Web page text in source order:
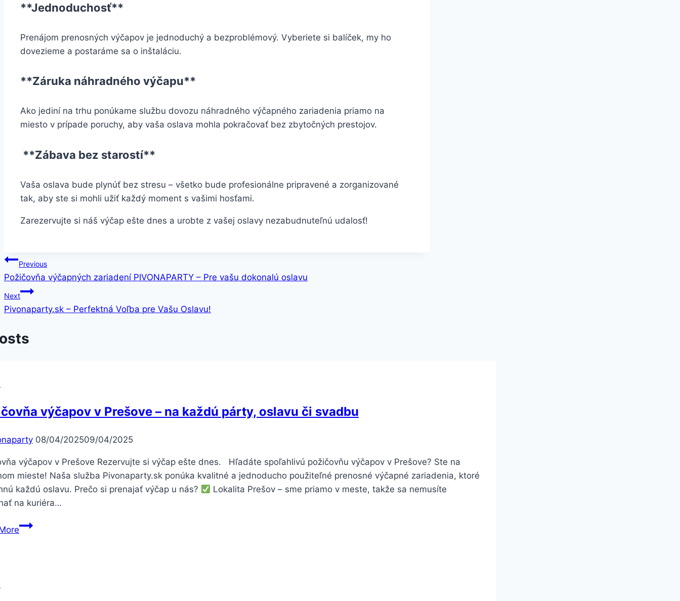
**Jednoduchosť**
Prenájom prenosných výčapov je jednoduchý a bezproblémový. Vyberiete si balíček, my ho
dovezieme a postaráme sa o inštaláciu.
**Záruka náhradného výčapu**
Ako jediní na trhu ponúkame službu dovozu náhradného výčapného zariadenia priamo na
miesto v prípade poruchy, aby vaša oslava mohla pokračovať bez zbytočných prestojov.
**Zábava bez starostí**
Vaša oslava bude plynúť bez stresu – všetko bude profesionálne pripravené a zorganizované
tak, aby ste si mohli užiť každý moment s vašimi hosťami.
Zarezervujte si náš výčap ešte dnes a urobte z vašej oslavy nezabudnuteľnú udalosť!
Navigácia
v
článku
Previous
Požičovňa výčapných zariadení PIVONAPARTY – Pre vašu dokonalú oslavu
Next
Pivonaparty.sk – Perfektná Voľba pre Vašu Oslavu!
výčapov v Prešove – na každú párty, oslavu či svadbu
08/04/202509/04/2025
výčapov v Prešove Rezervujte si výčap ešte dnes. Hľadáte spoľahlivú požičovňu výčapov v Prešove? Ste na
mieste! Naša služba Pivonaparty.sk ponúka kvalitné a jednoducho použiteľné prenosné výčapné zariadenia, ktoré
každú oslavu. Prečo si prenajať výčap u nás?
Lokalita Prešov – sme priamo v meste, takže sa nemusíte
na kuriéra…
Požičovňa